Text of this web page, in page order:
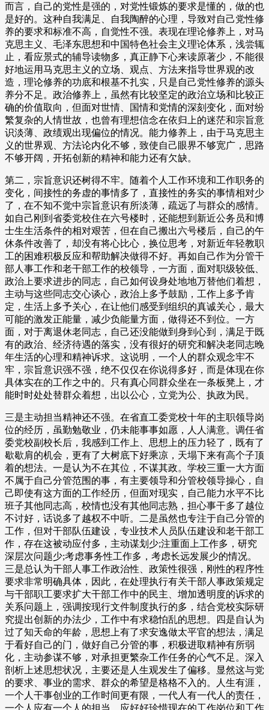
而言，自己的党性是强的，对党性锻炼的要求是懂的，做的也
是好的。这种自我满足、自我陶醉的心理，导致对自己党性修
养的要求和标准不高，自觉性不强。表现在理论修养上，对马
克思主义、毛泽东思想和中国特色社会主义理论体系，浅尝辄
止，看应景式的辅导读物多，真正静下心来读原著少，不能很
好地运用马克思主义的立场、观点、方法来指导世界观的改
造，理论修养的功底和根基不扎实，只是自己党性修养的源头
养分不足。政治修养上，虽然有比较坚定的政治立场和比较正
确的价值取向，但面对世情、国情和党情的深刻变化，面对纷
繁复杂的人情世故，也曾有理想信念在依归上的迷茫和宗旨意
识淡薄、政绩观出现偏位的情况。能力修养上，由于马克思主
义的世界观、方法论内化不够，致使自己眼界不够宽广，思路
不够开阔，开拓创新的精神和能力还有欠缺。
第二，宗旨意识还树得不牢。随着个人工作环境和工作职务的
变化，间接性的务虚的事情多了，直接性的务实的事情相对少
了，在不知不觉中宗旨意识有所淡薄，疏远了与群众的感情。
如自己刚到省委党校住在六号楼时，还能想到新近公务员和博
士生生活条件的相对艰苦，但在自己搬出六号楼后，自己的午
休条件改善了，却没有将心比心，换位思考，对新近年轻教职
工的困难积极反应和帮助解决做得不好。再如自己作为分管干
部人事工作和老干部工作的校领导，一方面，面对职级较低、
政治上要求进步的同志，自己如何设身处地地万替他们着想，
主动与这些同志交心谈心，政治上多予鼓励，工作上多予肯
定，生活上多予关心，在让他们感受到组织的真诚关心，最大
可能的激发正能量，减少负能量方面，做得还不到位。一方
面，对于离退休老同志，自己还没能做到身到心到，满足于既
有的政治、经济待遇的落实，没有很好的研究和解决老同志晚
年生活的心理和精神诉求。这说明，一个人的群众观念牢不
牢，宗旨意识强不强，绝不仅仅在你说得多好，而是体现在你
具体实在的工作之中的。只有真心同群众坐在一条板凳上，才
能时时处处替群众着想，出以公心，立党为公、执政为民。
三是主动担当精神还不强。在省直工委党校十年的主职领导岗
位的经历，虽勤勉敬业，仍未能事事如愿，人人满意。调任省
委党校副校长后，我感到工作上、思想上的压力轻了，既有了
歇歇肩的机会，更有了大树底下好乘凉，天塌下来有高个子顶
着的想法。一是认为不在其位，不谋其政。学校三重一大方面
不属于自己分管范围的事，有主要领导和分管校领导操心，自
己即使有这方面的工作经历，但面对现实，自己能力水平不比
班子其他同志高，校情也没有其他同志熟，担心事干多了越位
不讨好，话说多了越权不中听。二是虽然也专注于自己分管的
工作，但对干部队伍建设，专业技术人员队伍建设和老干部工
作，存在这被动应付多，主动谋划少;注重面上工作多，研究
深层次问题少;考虑事务性工作多，考虑长远发展少的情况。
三是总认为干部人事工作政治性、政策性很强，刚性的程序性
要求非常明确具体，因此，在处理执行有关干部人事政策规定
与干部职工要求扩大干部工作中的民主、增加透明度的诉求的
关系问题上，强调按现行文件制度执行的多，结合党校实际研
究提出创新的办法少，工作中有求稳怕乱的思想。四是自认为
过了知天命的年龄，思想上有了求安逸做太平官的想法，满足
于看好自己的门，做好自己分管的事，积极进取精神有所弱
化，主动参谋不够，对承担更繁杂工作任务的心气不足。深入
剖析上述思想状况，主要还是人生观发生了偏移。显然这与党
的要求、事业的需求、群众的希望是格格不入的。人生有涯，
一个人干事创业的工作时间更有限，一代人有一代人的责任，